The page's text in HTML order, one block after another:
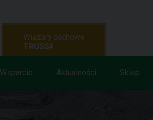
Wsparcie Aktualności Sklep
Wiązary dachowe
TRUSS4